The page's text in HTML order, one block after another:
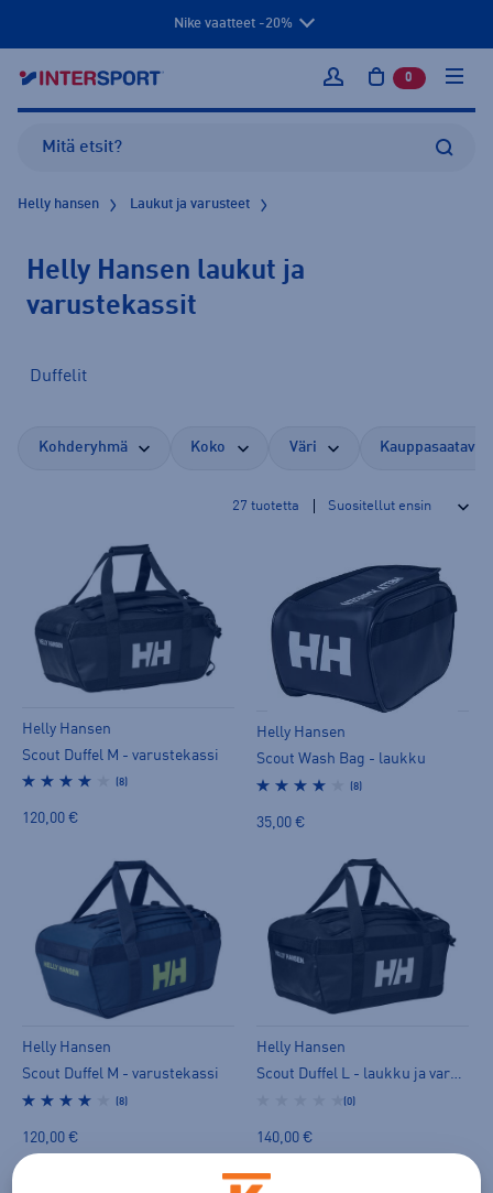
Nike vaatteet -20%
Kirjaudu sisään
0 tuotetta
Helly hansen Laukut ja varusteet
Helly Hansen laukut ja
varustekassit
Duffelit
Kohderyhmä Koko Väri
27 tuotetta
Helly Hansen
Scout Duffel M - varustekassi
(8)
120,00 €
Helly Hansen
Scout Wash Bag - laukku
(8)
35,00 €
Helly Hansen
Scout Duffel M - varustekassi
(8)
120,00 €
Helly Hansen
Scout Duffel L - laukku ja varustekassi
(0)
140,00 €